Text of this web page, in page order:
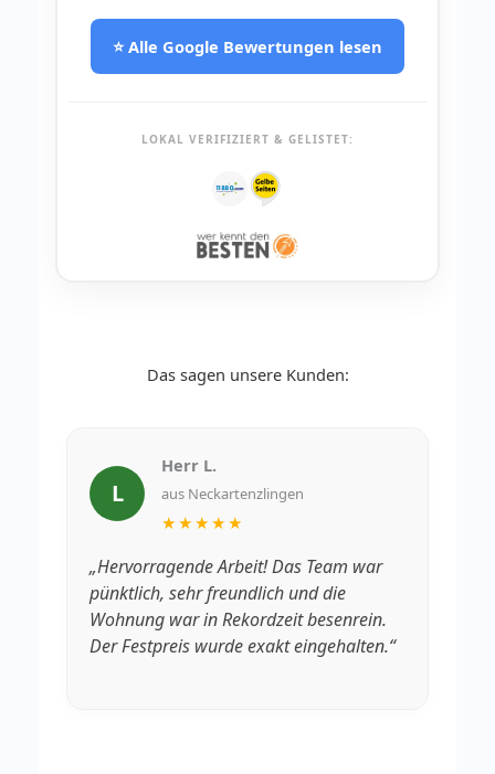
⭐ Alle Google Bewertungen lesen
LOKAL VERIFIZIERT & GELISTET:
Das sagen unsere Kunden:
L
Herr L.
aus Neckartenzlingen
★★★★★
„Hervorragende Arbeit! Das Team war
pünktlich, sehr freundlich und die
Wohnung war in Rekordzeit besenrein.
Der Festpreis wurde exakt eingehalten.“